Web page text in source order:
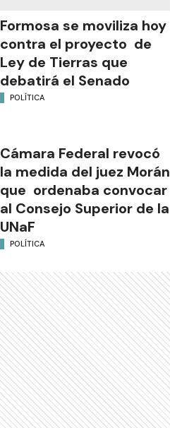
Formosa se moviliza hoy
contra el proyecto de
Ley de Tierras que
debatirá el Senado
POLÍTICA
Cámara Federal revocó
la medida del juez Morán
que ordenaba convocar
al Consejo Superior de la
UNaF
POLÍTICA